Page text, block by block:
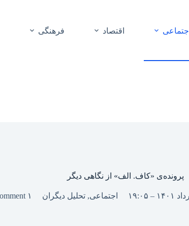
اجتماعی اقتصاد فرهنگی
پرونده‌ی «کاف. الف» از نگاهی دیگر
اجتماعی, تحلیل دیگران ۱ Comment